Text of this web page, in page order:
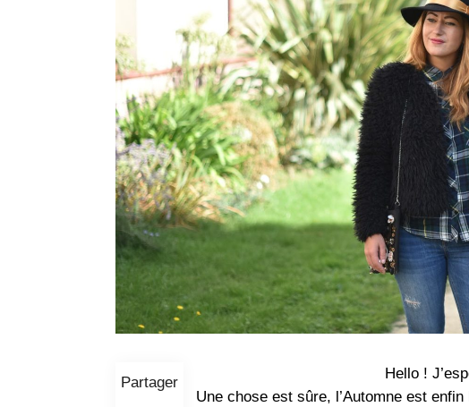
Partager
Hello !
Une chose est sûre, l’Automne est